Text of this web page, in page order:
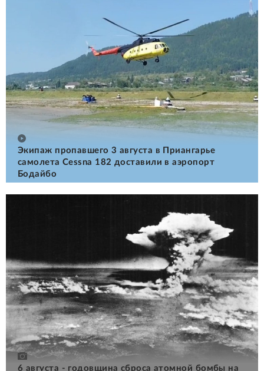
Экипаж пропавшего 3 августа в Приангарье
самолета Cessna 182 доставили в аэропорт
Бодайбо
6 августа - годовщина сброса атомной бомбы на